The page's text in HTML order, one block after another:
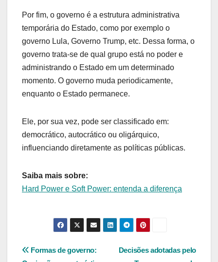
Por fim, o governo é a estrutura administrativa
temporária do Estado, como por exemplo o
governo Lula, Governo Trump, etc. Dessa forma, o
governo trata-se de qual grupo está no poder e
administrando o Estado em um determinado
momento. O governo muda periodicamente,
enquanto o Estado permanece.
Ele, por sua vez, pode ser classificado em:
democrático, autocrático ou oligárquico,
influenciando diretamente as políticas públicas.
Saiba mais sobre:
Hard Power e Soft Power: entenda a diferença
Navegação
Decisões adotadas pelo
Formas de governo: